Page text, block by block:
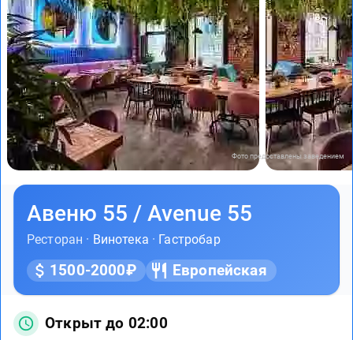
Фото предоставлены заведением
Авеню 55 / Avenue 55
Ресторан · Винотека · Гастробар
1500-2000₽ Европейская
Открыт до 02:00